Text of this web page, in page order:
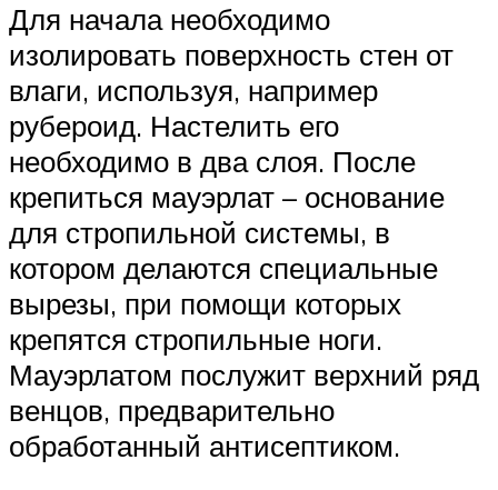
Для начала необходимо
изолировать поверхность стен от
влаги, используя, например
рубероид. Настелить его
необходимо в два слоя. После
крепиться мауэрлат – основание
для стропильной системы, в
котором делаются специальные
вырезы, при помощи которых
крепятся стропильные ноги.
Мауэрлатом послужит верхний ряд
венцов, предварительно
обработанный антисептиком.